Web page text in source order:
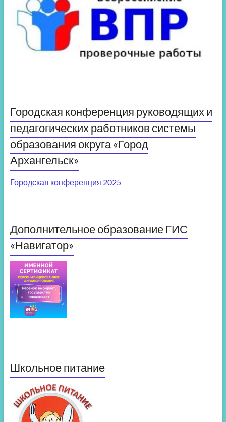
Городская конференция руководящих и
педагогических работников системы
образования округа «Город
Архангельск»
Городская конференция 2025
Дополнительное образование ГИС
«Навигатор»
Школьное питание